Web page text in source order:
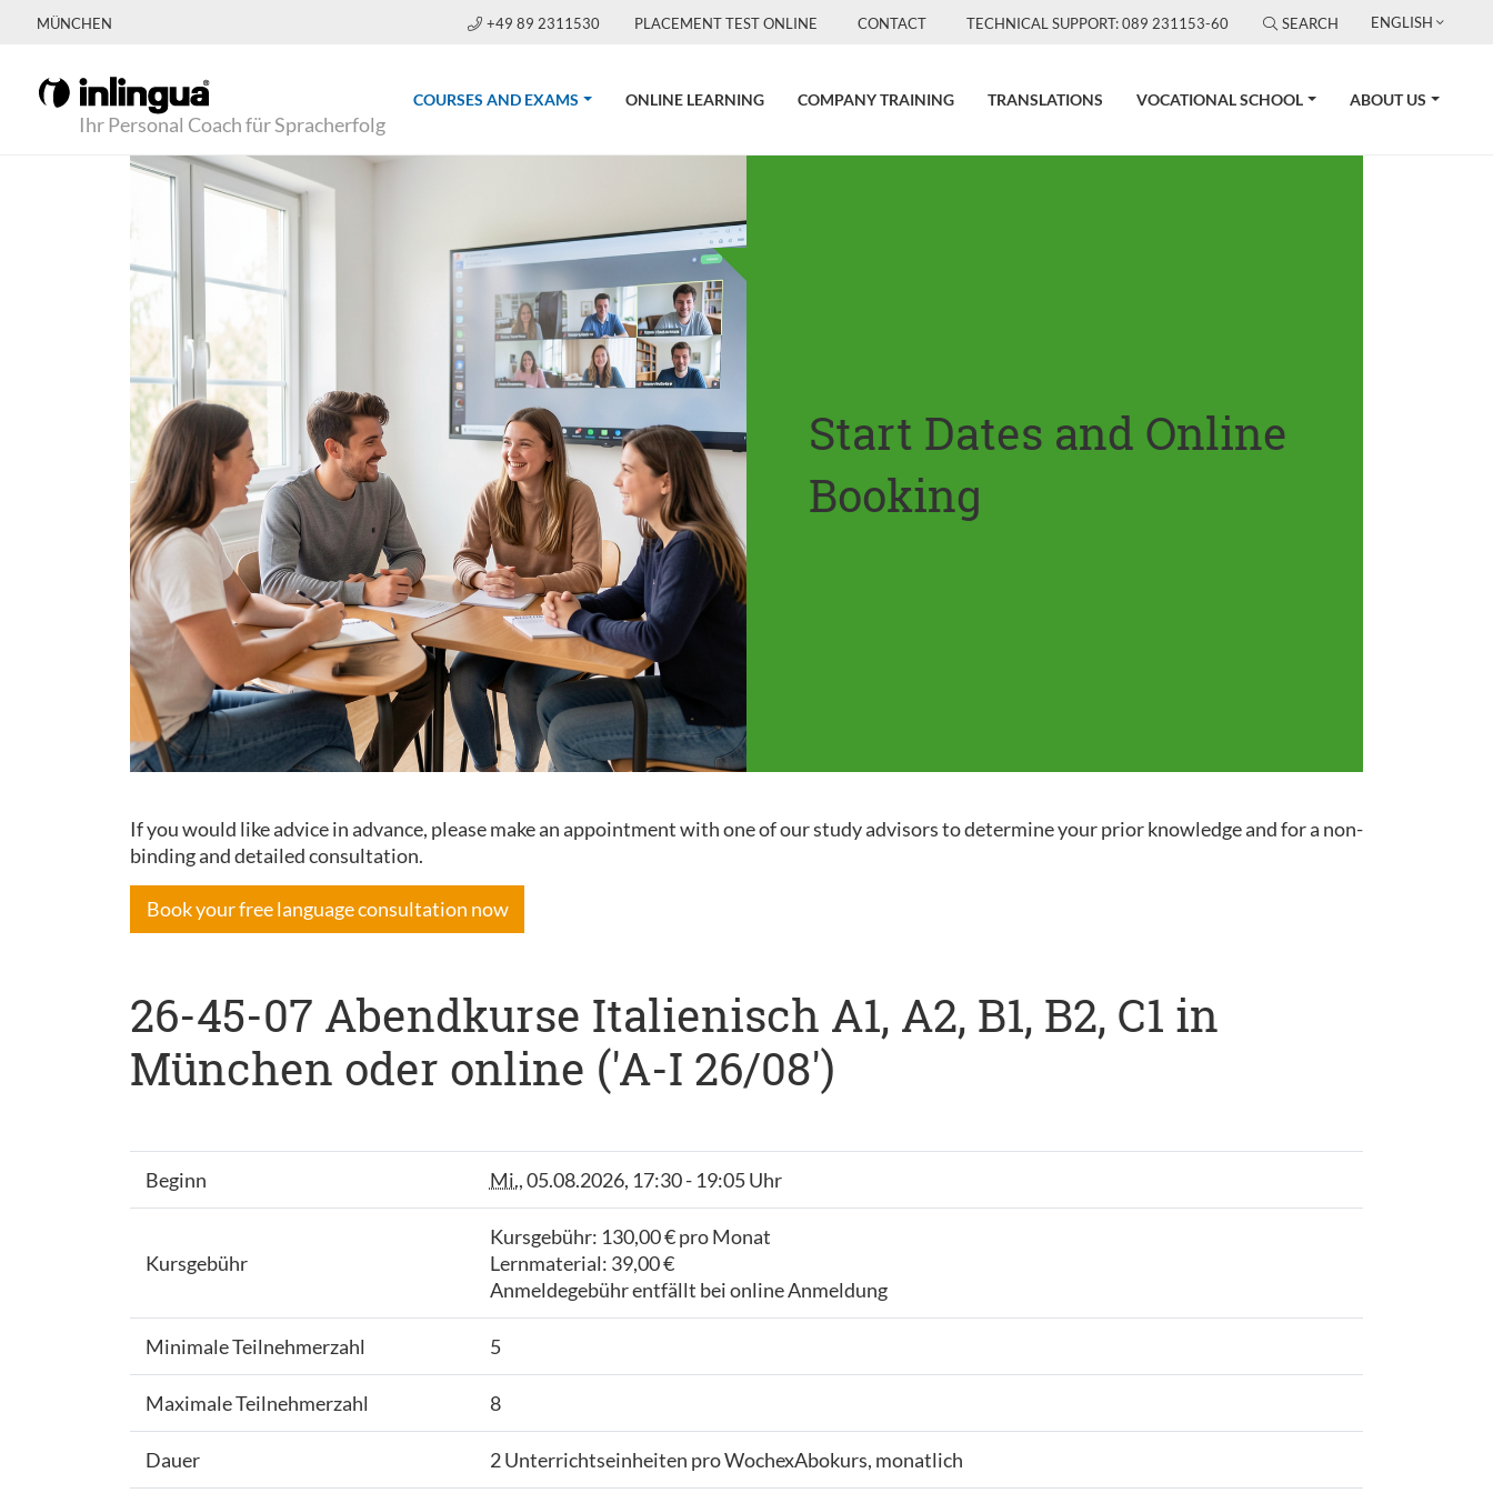
MÜNCHEN +49 89 2311530 PLACEMENT TEST ONLINE CONTACT TECHNICAL SUPPORT: 089 231153-60 SEARCH ENGLISH
Ihr Personal Coach für Spracherfolg
COURSES AND EXAMS (CURRENT)ONLINE LEARNING COMPANY TRAINING TRANSLATIONS VOCATIONAL SCHOOL ABOUT US
Start Dates and Online
Booking
If you would like advice in advance, please make an appointment with one of our study advisors to determine your prior knowledge and for a non-
binding and detailed consultation.
Book your free language consultation now
26-45-07 Abendkurse Italienisch A1, A2, B1, B2, C1 in
München oder online ('A-I 26/08')
Beginn Mi., 05.08.2026, 17:30 - 19:05 Uhr
Kursgebühr
Kursgebühr: 130,00 € pro Monat
Lernmaterial: 39,00 €
Anmeldegebühr entfällt bei online Anmeldung
Minimale Teilnehmerzahl 5
Maximale Teilnehmerzahl 8
Dauer 2 Unterrichtseinheiten pro WochexAbokurs, monatlich